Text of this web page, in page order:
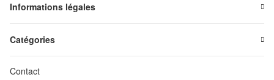
Informations légales
Catégories
Contact